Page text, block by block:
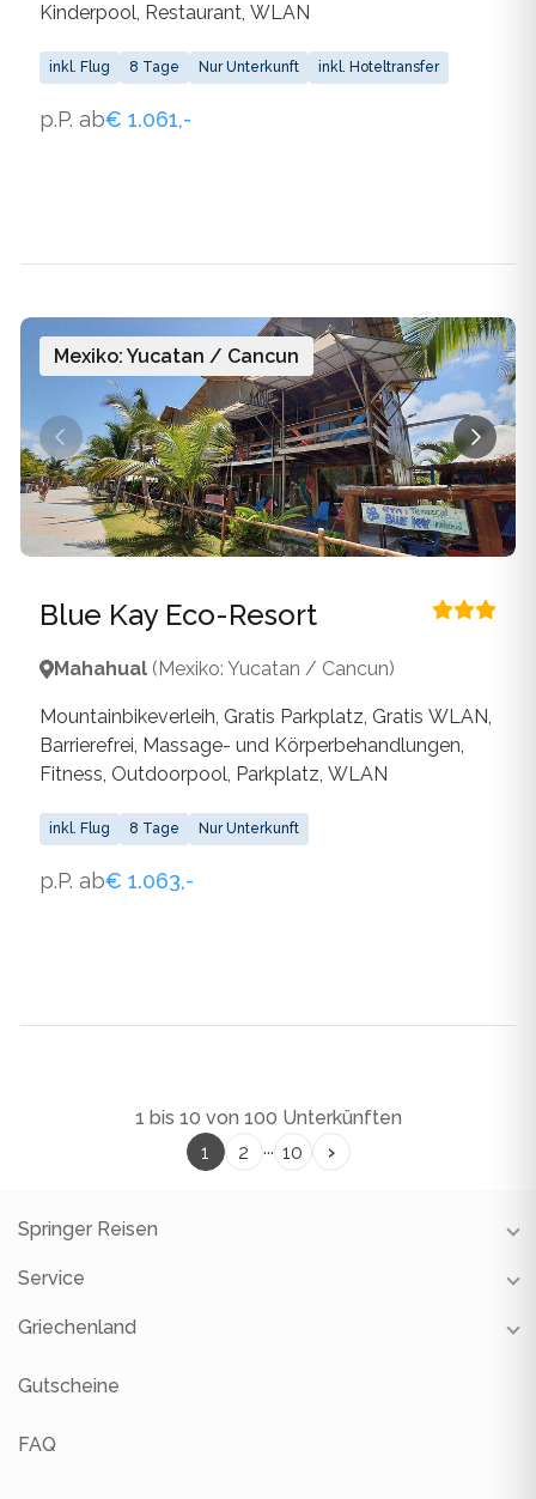
Kinderpool, Restaurant, WLAN
inkl. Flug 8 Tage Nur Unterkunft inkl. Hoteltransfer
p.P. ab€ 1.061,-
Mexiko: Yucatan / Cancun
Blue Kay Eco-Resort
Mahahual (Mexiko: Yucatan / Cancun)
Mountainbikeverleih, Gratis Parkplatz, Gratis WLAN,
Barrierefrei, Massage- und Körperbehandlungen,
Fitness, Outdoorpool, Parkplatz, WLAN
inkl. Flug 8 Tage Nur Unterkunft
p.P. ab€ 1.063,-
1 bis 10 von 100 Unterkünften
1
2 ... 10 ›
Springer Reisen
Unsere Reisebüros
Unsere Partner
Jobs
Service
Reiseschutz
Gruppenreisen
Griechenland
Restauranttipps
Gutscheine
FAQ